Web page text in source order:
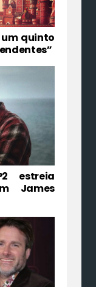
um quinto
estreia
James